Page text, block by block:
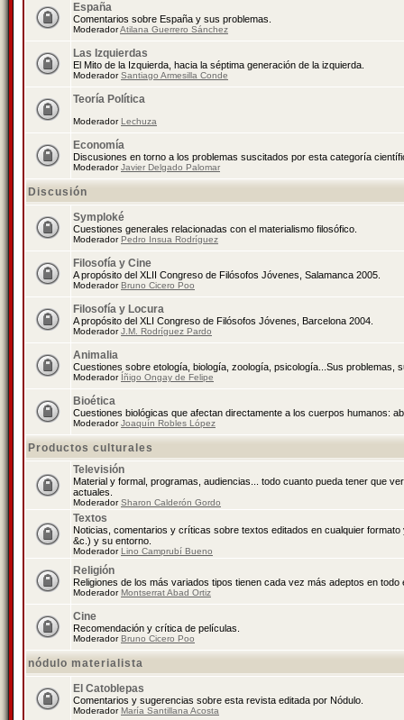
España
Comentarios sobre España y sus problemas.
ModeradorAtilana Guerrero Sánchez
Las Izquierdas
El Mito de la Izquierda, hacia la séptima generación de la izquierda.
ModeradorSantiago Armesilla Conde
Teoría Política
ModeradorLechuza
Economía
Discusiones en torno a los problemas suscitados por esta categoría
ModeradorJavier Delgado Palomar
Discusión
Symploké
Cuestiones generales relacionadas con el materialismo filosófico.
ModeradorPedro Insua Rodríguez
Filosofía y Cine
A propósito del XLII Congreso de Filósofos Jóvenes, Salamanca 2005.
ModeradorBruno Cicero Poo
Filosofía y Locura
A propósito del XLI Congreso de Filósofos Jóvenes, Barcelona 2004.
ModeradorJ.M. Rodríguez Pardo
Animalia
Cuestiones sobre etología, biología, zoología, psicología...Sus problemas,
Moderador Íñigo Ongay de Felipe
Bioética
Cuestiones biológicas que afectan directamente a los cuerpos humanos:
ModeradorJoaquín Robles López
Productos culturales
Televisión
Material y formal, programas, audiencias... todo cuanto pueda tener que
actuales.
ModeradorSharon Calderón Gordo
Textos
Noticias, comentarios y críticas sobre textos editados en cualquier
&c.) y su entorno.
ModeradorLino Camprubí Bueno
Religión
Religiones de los más variados tipos tienen cada vez más adeptos en todo
ModeradorMontserrat Abad Ortiz
Cine
Recomendación y crítica de películas.
ModeradorBruno Cicero Poo
nódulo materialista
El Catoblepas
Comentarios y sugerencias sobre esta revista editada por Nódulo.
ModeradorMaría Santillana Acosta